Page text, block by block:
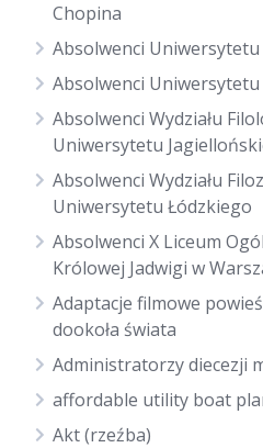
Chopina
Absolwenci Uniwersytetu
Absolwenci
Absolwenci Wydziału
Uniwersytetu
Absolwenci Wydziału
Uniwersytetu Łódzkiego
Absolwenci X Liceum
Królowej Jadwigi w
Adaptacje filmowe
dookoła świata
Administratorzy diecezji
affordable utility boat
Akt (rzeźba)